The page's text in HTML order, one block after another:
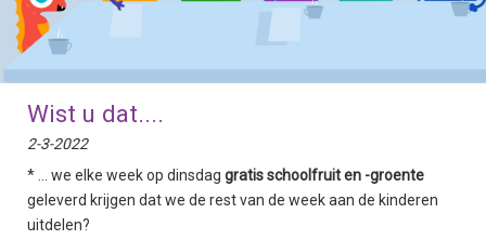
Wist u dat....
2-3-2022
* ... we elke week op dinsdag gratis schoolfruit en -groente
geleverd krijgen dat we de rest van de week aan de kinderen
uitdelen?